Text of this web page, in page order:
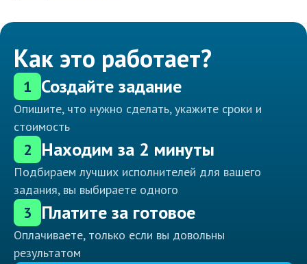
Как это работает?
1 Создайте задание
Опишите, что нужно сделать, укажите сроки и
стоимость
2 Находим за 2 минуты
Подбираем лучших исполнителей для вашего
задания, вы выбираете одного
3 Платите за готовое
Оплачиваете, только если вы довольны
результатом